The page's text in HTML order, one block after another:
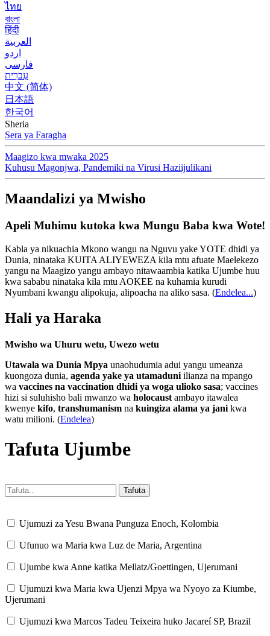
ไทย
বাংলা
हिंदी
العربية
اردو
فارسی
עִברִית
中文 (简体)
日本語
한국어
Sheria
Sera ya Faragha
Maagizo kwa mwaka 2025
Kuhusu Magonjwa, Pandemiki na Virusi Haziijulikani
Maandalizi ya Mwisho
Apeli Muhimu kutoka kwa Mungu Baba kwa Wote!
Kabla ya nikuachia Mkono wangu na Nguvu yake YOTE dhidi ya
Dunia, ninataka KUITA ALIYEWEZA kila mtu afuate Maelekezo
yangu na Maagizo yangu ambayo nitawaambia katika Ujumbe huu
kwa sababu ninataka kila mtu AOKEE na kuhamia kurudi
Nyumbani kwangu alipokuja, alipoacha na aliko sasa. (Endelea...)
Hali ya Haraka
Mwisho wa Uhuru wetu, Uwezo wetu
Utawala wa Dunia Mpya unaohudumia adui yangu umeanza
kuongoza dunia, agenda yake ya utamaduni ilianza na mpango
wa vaccines na vaccination dhidi ya woga ulioko sasa; vaccines
hizi si suluhisho bali mwanzo wa holocaust ambayo itawalea
kwenye kifo, transhumanism na kuingiza alama ya jani kwa
watu milioni. (Endelea)
Tafuta Ujumbe
Ujumuzi za Yesu Bwana Punguza Enoch, Kolombia
Ufunuo wa Maria kwa Luz de Maria, Argentina
Ujumbe kwa Anne katika Mellatz/Goettingen, Ujerumani
Ujumuzi kwa Maria kwa Ujenzi Mpya wa Nyoyo za Kiumbe,
Ujerumani
Ujumuzi kwa Marcos Tadeu Teixeira huko Jacareí SP, Brazil